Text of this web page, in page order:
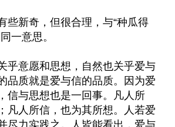
些新奇，但很合理，与“种瓜得
一意思。
乎意愿和思想，自然也关乎爱与
品质就是爱与信的品质。因为爱
信与思想也是一回事。凡人所
凡人所信，也为其所想。人若爱
尽力实践之。人皆能看出，爱与